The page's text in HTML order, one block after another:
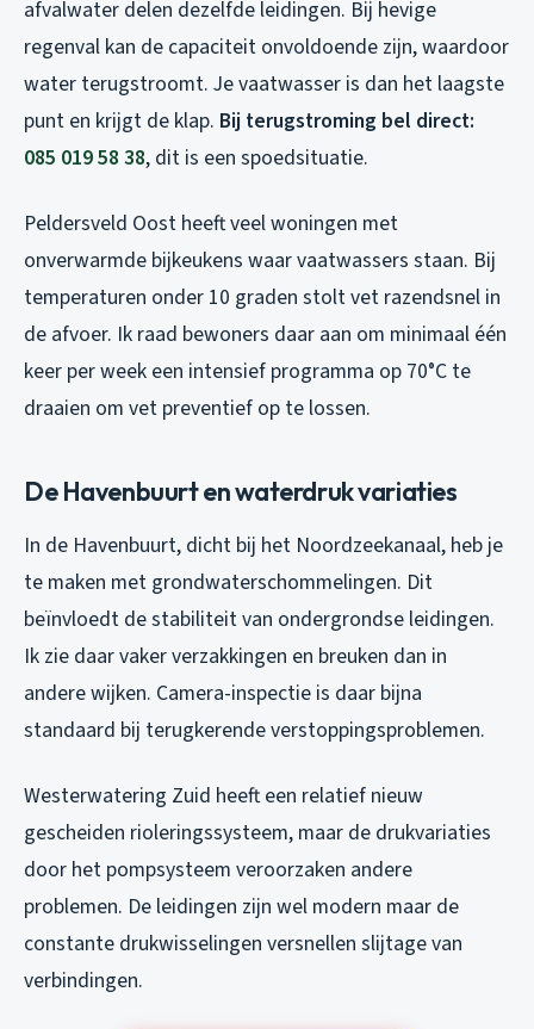
afvalwater delen dezelfde leidingen. Bij hevige
regenval kan de capaciteit onvoldoende zijn, waardoor
water terugstroomt. Je vaatwasser is dan het laagste
punt en krijgt de klap. Bij terugstroming bel direct:
085 019 58 38, dit is een spoedsituatie.
Peldersveld Oost heeft veel woningen met
onverwarmde bijkeukens waar vaatwassers staan. Bij
temperaturen onder 10 graden stolt vet razendsnel in
de afvoer. Ik raad bewoners daar aan om minimaal één
keer per week een intensief programma op 70°C te
draaien om vet preventief op te lossen.
De Havenbuurt en waterdruk variaties
In de Havenbuurt, dicht bij het Noordzeekanaal, heb je
te maken met grondwaterschommelingen. Dit
beïnvloedt de stabiliteit van ondergrondse leidingen.
Ik zie daar vaker verzakkingen en breuken dan in
andere wijken. Camera-inspectie is daar bijna
standaard bij terugkerende verstoppingsproblemen.
Westerwatering Zuid heeft een relatief nieuw
gescheiden rioleringssysteem, maar de drukvariaties
door het pompsysteem veroorzaken andere
problemen. De leidingen zijn wel modern maar de
constante drukwisselingen versnellen slijtage van
verbindingen.